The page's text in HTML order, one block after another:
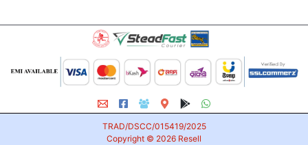
TRAD/DSCC/015419/2025
Copyright © 2026 Resell